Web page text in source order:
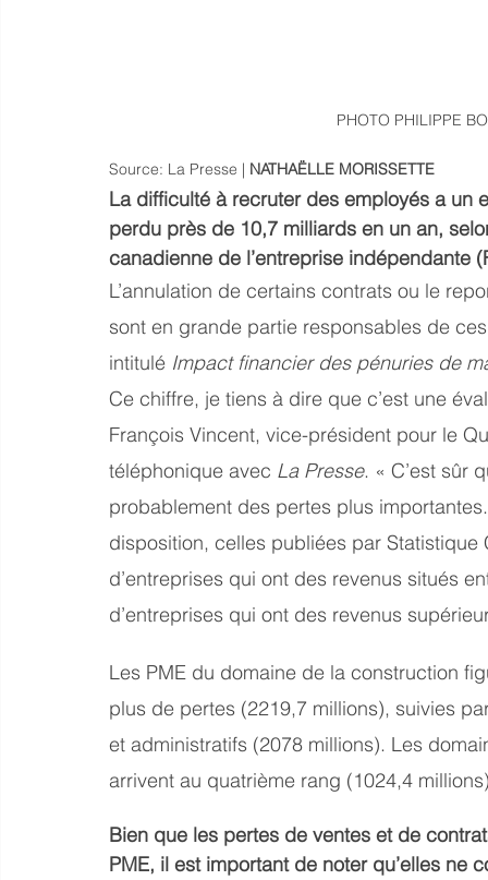
PHOTO PHILIPPE
Source: La Presse | NATHAËLLE MORISSETTE
La difficulté à recruter des employés a un
perdu près de 10,7 milliards en un an,
canadienne de l’entreprise indépendante
L’annulation de certains contrats ou le
sont en grande partie responsables de
intitulé Impact financier des pénuries de
Ce chiffre, je tiens à dire que c’est une
François Vincent, vice-président pour le
téléphonique avec La Presse. « C’est sûr
probablement des pertes plus
disposition, celles publiées par
d’entreprises qui ont des revenus situés
d’entreprises qui ont des revenus
Les PME du domaine de la construction
plus de pertes (2219,7 millions), suivies
et administratifs (2078 millions). Les
arrivent au quatrième rang (1024,4
Bien que les pertes de ventes et de
PME, il est important de noter qu’elles